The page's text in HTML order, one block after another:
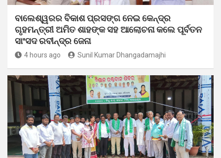
ବାଲେଶ୍ୱରର ବିକାଶ ପ୍ରସଙ୍ଗ ନେଇ କେନ୍ଦ୍ର
ଗୃହମନ୍ତ୍ରୀ ଅମିତ ଶାହଙ୍କ ସହ ଆଲୋଚନା କଲେ ପୂର୍ବତନ
ସାଂସଦ ରବୀନ୍ଦ୍ର ଜେନା
4 hours ago Sunil Kumar Dhangadamajhi